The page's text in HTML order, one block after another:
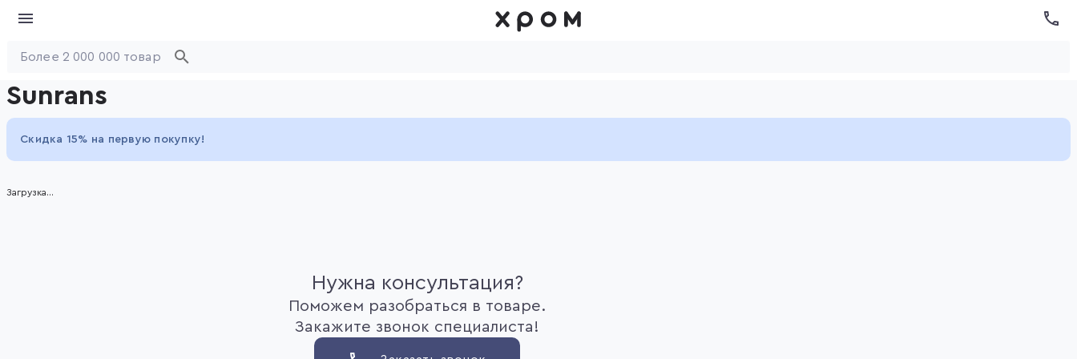
Sunrans
Скидка 15% на первую покупку!
Загрузка...
Нужна консультация?
Поможем разобраться в товаре.
Закажите звонок специалиста!